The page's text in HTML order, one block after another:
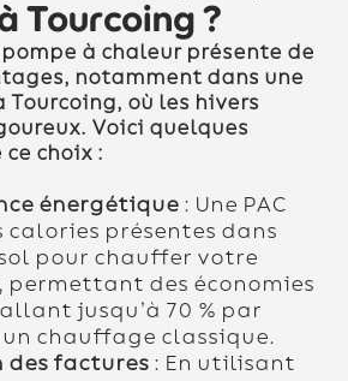
Tourcoing ?
à chaleur présente de
notamment dans une
Tourcoing, où les hivers
Voici quelques
choix :
énergétique: Une PAC
présentes dans
pour chauffer votre
permettant des économies
jusqu’à 70 % par
chauffage classique.
des factures: En utilisant